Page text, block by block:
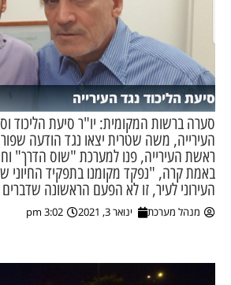
tortor
feugiat
ultricies
Congue
luctus, quam
mi
מסע מלחמה
סיעת הליכוד נגד העירייה
סערה ברשות המקומית: יו"ר סיעת הליכוד
העירייה, משה שטרית יצאו נגד הודעה
ראשת העירייה, פנו למערכת "שוס הדרך"
באמת קרה, "נפקד מקומנו בתפקיד החיוני
העירוני לעיר, זו לא הפעם הראשונה
מנהל מערכת ינואר 3, 2021 3:02 pm